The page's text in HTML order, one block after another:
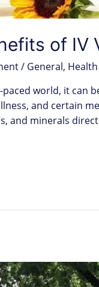
of IV
/ General,
paced world, it can
and certain
and minerals